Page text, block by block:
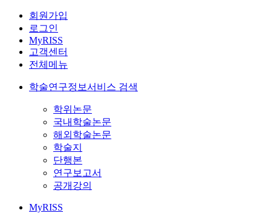
회원가입
로그인
MyRISS
고객센터
전체메뉴
학술연구정보서비스 검색
학위논문
국내학술논문
해외학술논문
학술지
단행본
연구보고서
공개강의
MyRISS